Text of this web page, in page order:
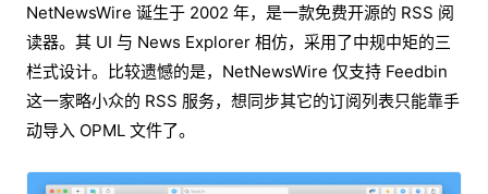
NetNewsWire 诞生于 2002 年，是一款免费开源的 RSS 阅
读器。其 UI 与 News Explorer 相仿，采用了中规中矩的三
栏式设计。比较遗憾的是，NetNewsWire 仅支持 Feedbin
这一家略小众的 RSS 服务，想同步其它的订阅列表只能靠手
动导入 OPML 文件了。